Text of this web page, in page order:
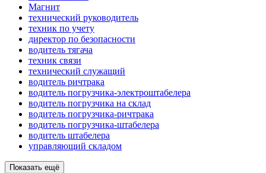
Магнит
технический руководитель
техник по учету
директор по безопасности
водитель тягача
техник связи
технический служащий
водитель ричтрака
водитель погрузчика-электроштабелера
водитель погрузчика на склад
водитель погрузчика-ричтрака
водитель погрузчика-штабелера
водитель штабелера
управляющий складом
Показать ещё